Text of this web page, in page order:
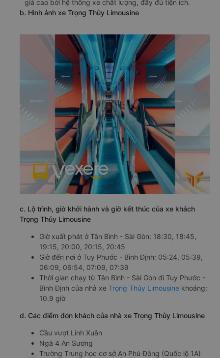
giá cao bởi hệ thống xe chất lượng, đầy đủ tiện ích.
b. Hình ảnh xe Trọng Thủy Limousine
c. Lộ trình, giờ khởi hành và giờ kết thúc của xe khách
Trọng Thủy Limousine
Giờ xuất phát ở Tân Bình - Sài Gòn: 18:30, 18:45,
19:15, 20:00, 20:15, 20:45
Giờ đến nơi ở Tuy Phước - Bình Định: 05:24, 05:39,
06:09, 06:54, 07:09, 07:39
Thời gian chạy từ Tân Bình - Sài Gòn đi Tuy Phước -
Bình Định của nhà xe Trọng Thủy Limousine khoảng:
10.9 giờ
d. Các điểm đón khách của nhà xe Trọng Thủy Limousine
Cầu vượt Linh Xuân
Ngã 4 An Sương
Trường Trung học cơ sở An Phú Đông (Quốc lộ 1A)